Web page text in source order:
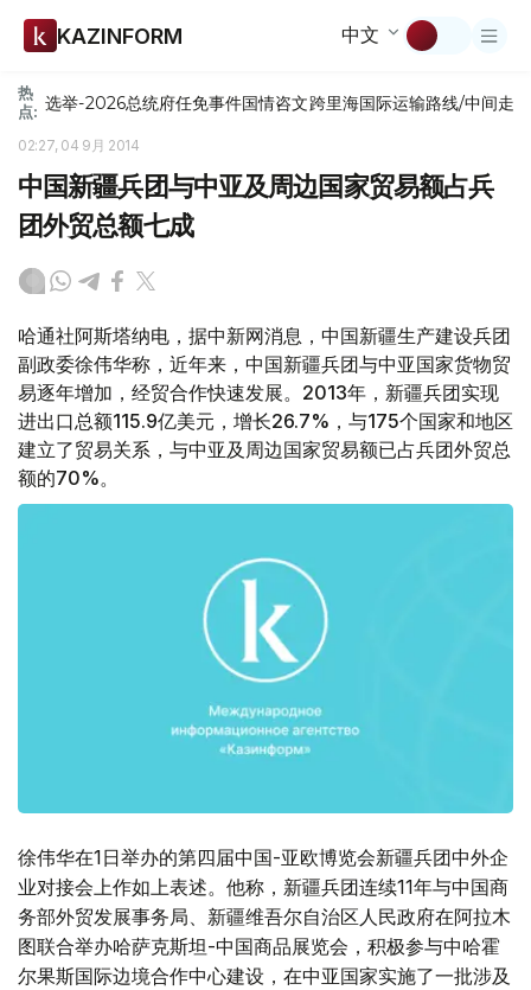
KAZINFORM 中文
热
点: 选举-2026总统府任免事件国情咨文跨里海国际运输路线/中间走廊
02:27, 04 9月 2014
中国新疆兵团与中亚及周边国家贸易额占兵
团外贸总额七成
哈通社阿斯塔纳电，据中新网消息，中国新疆生产建设兵团
副政委徐伟华称，近年来，中国新疆兵团与中亚国家货物贸
易逐年增加，经贸合作快速发展。2013年，新疆兵团实现
进出口总额115.9亿美元，增长26.7%，与175个国家和地区
建立了贸易关系，与中亚及周边国家贸易额已占兵团外贸总
额的70%。
徐伟华在1日举办的第四届中国-亚欧博览会新疆兵团中外企
业对接会上作如上表述。他称，新疆兵团连续11年与中国商
务部外贸发展事务局、新疆维吾尔自治区人民政府在阿拉木
图联合举办哈萨克斯坦-中国商品展览会，积极参与中哈霍
尔果斯国际边境合作中心建设，在中亚国家实施了一批涉及